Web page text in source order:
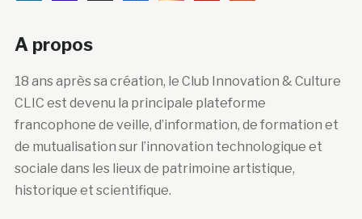
A propos
18 ans après sa création, le Club Innovation & Culture
CLIC est devenu la principale plateforme
francophone de veille, d’information, de formation et
de mutualisation sur l’innovation technologique et
sociale dans les lieux de patrimoine artistique,
historique et scientifique.